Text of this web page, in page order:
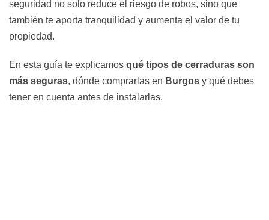
seguridad no solo reduce el riesgo de robos, sino que
también te aporta tranquilidad y aumenta el valor de tu
propiedad.
En esta guía te explicamos qué tipos de cerraduras son
más seguras, dónde comprarlas en Burgos y qué debes
tener en cuenta antes de instalarlas.